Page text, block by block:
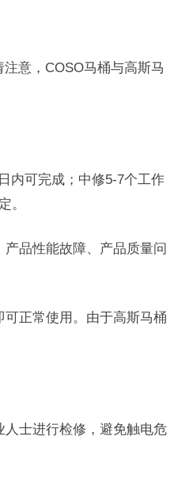
意，COSO马桶与高斯马
内可完成；中修5-7个工作
。
品性能故障、产品质量问
正常使用。由于高斯马桶
士进行检修，避免触电危